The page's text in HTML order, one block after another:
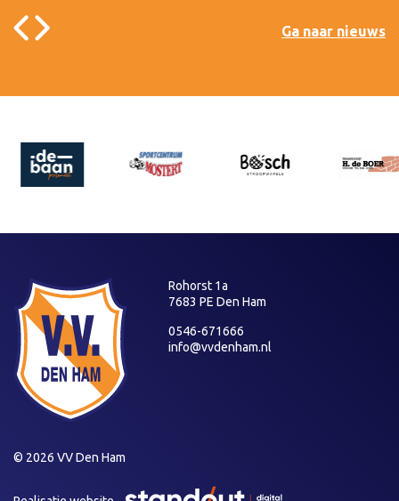
Ga naar nieuws
Rohorst 1a
7683 PE Den Ham
0546-671666
info@vvdenham.nl
© 2026 VV Den Ham